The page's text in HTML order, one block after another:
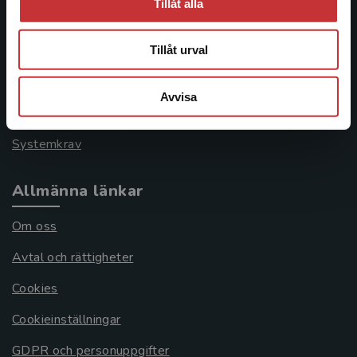
Tillåt alla
Tillåt urval
Avvisa
Kontakta kundservice
Frågor och svar
Köpvillkor
Systemkrav
Allmänna länkar
Om oss
Avtal och rättigheter
Cookies
Cookieinställningar
GDPR och personuppgifter